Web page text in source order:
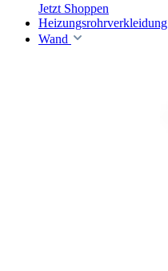
Jetzt Shoppen
Heizungsrohrverkleidung
Wand